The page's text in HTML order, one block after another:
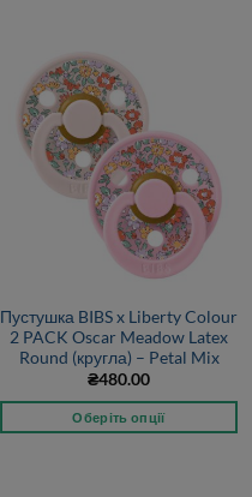
Пустушка BIBS x Liberty Colour
2 PACK Oscar Meadow Latex
Round (кругла) – Petal Mix
₴480.00
Оберіть опції